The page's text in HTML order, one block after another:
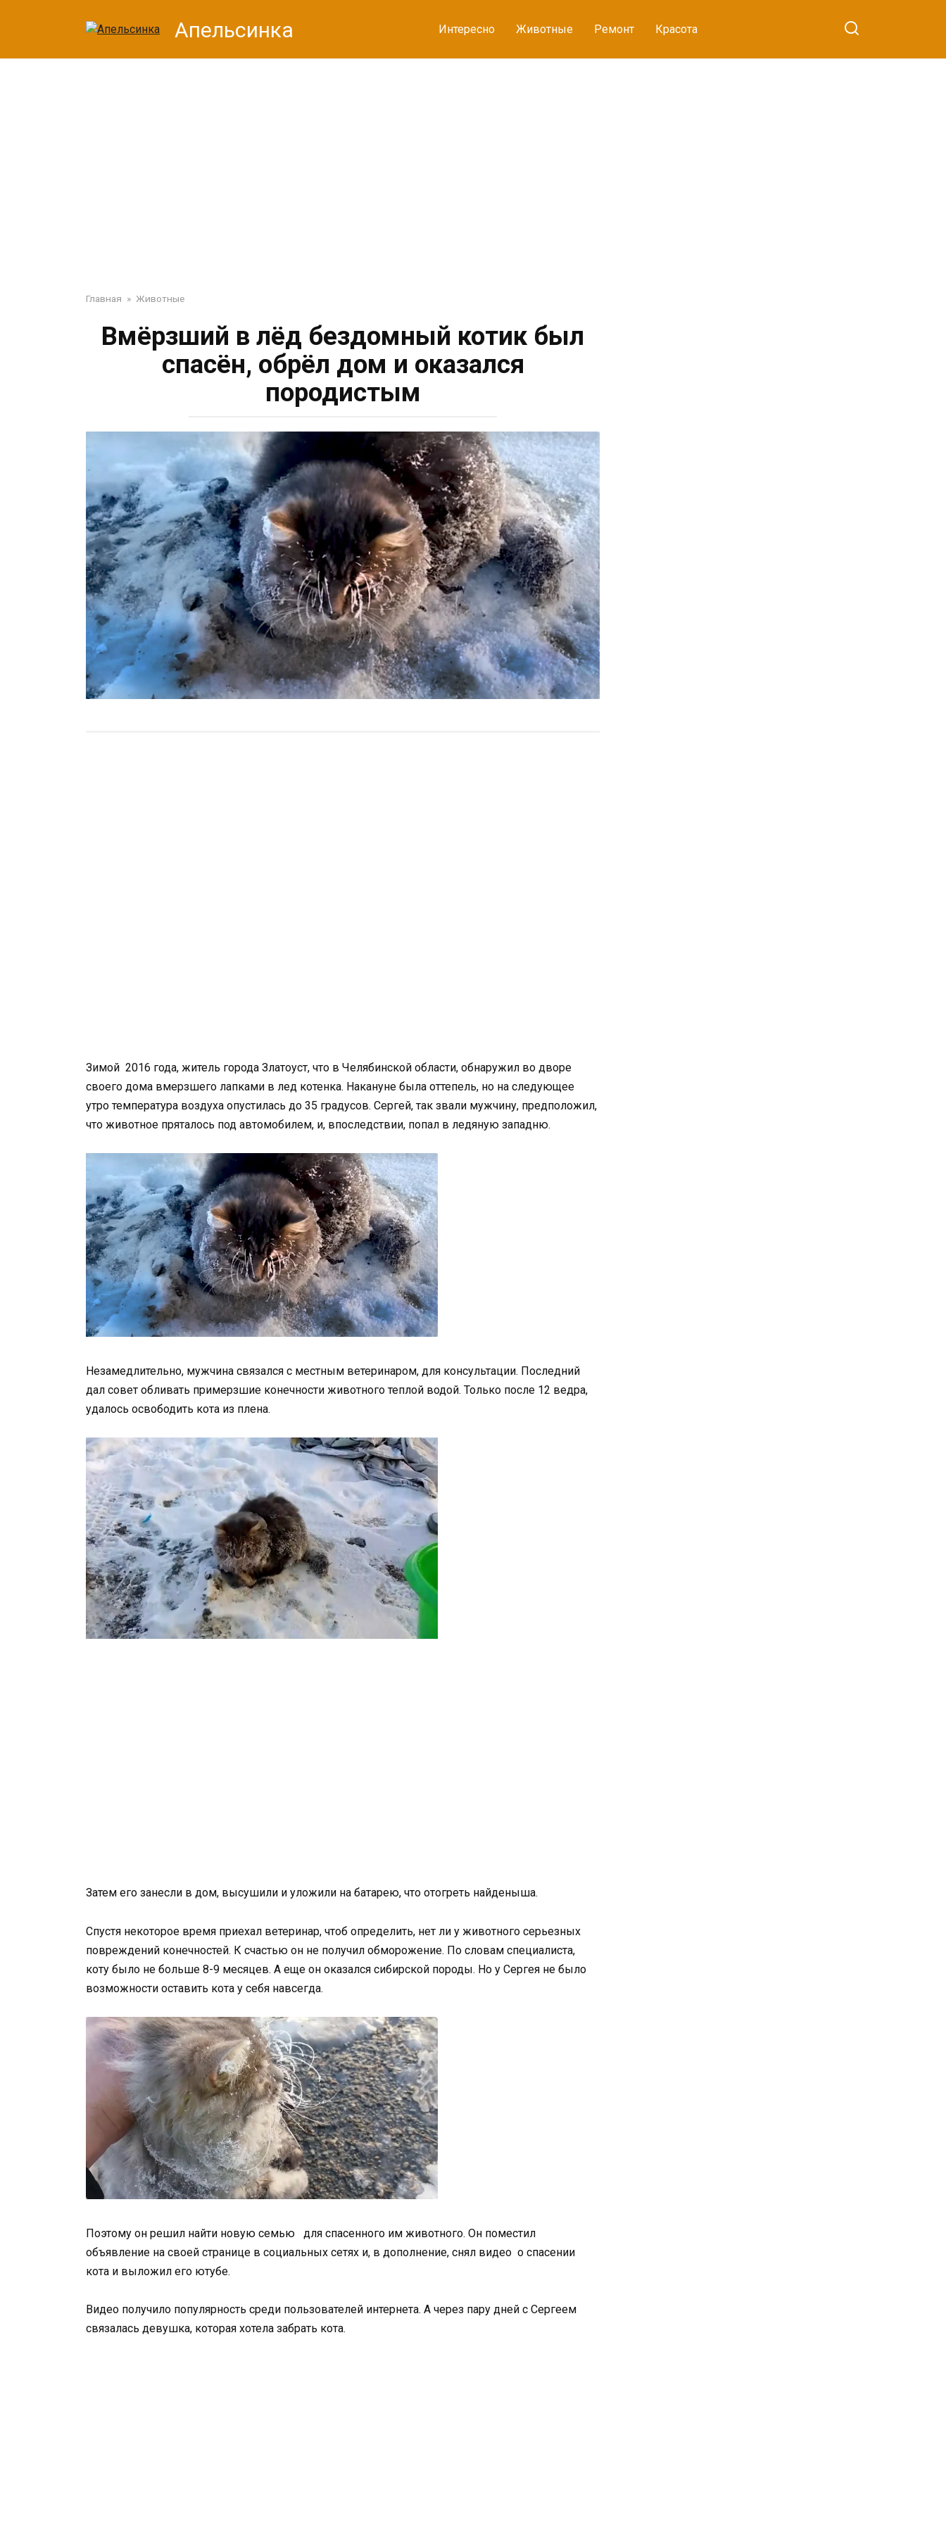
Апельсинка Интересно Животные Ремонт Красота
Главная » Животные
Вмёрзший в лёд бездомный котик был
спасён, обрёл дом и оказался
породистым
Зимой 2016 года, житель города Златоуст, что в Челябинской области, обнаружил во дворе
своего дома вмерзшего лапками в лед котенка. Накануне была оттепель, но на следующее
утро температура воздуха опустилась до 35 градусов. Сергей, так звали мужчину, предположил,
что животное пряталось под автомобилем, и, впоследствии, попал в ледяную западню.
Незамедлительно, мужчина связался с местным ветеринаром, для консультации. Последний
дал совет обливать примерзшие конечности животного теплой водой. Только после 12 ведра,
удалось освободить кота из плена.
Затем его занесли в дом, высушили и уложили на батарею, что отогреть найденыша.
Спустя некоторое время приехал ветеринар, чтоб определить, нет ли у животного серьезных
повреждений конечностей. К счастью он не получил обморожение. По словам специалиста,
коту было не больше 8-9 месяцев. А еще он оказался сибирской породы. Но у Сергея не было
возможности оставить кота у себя навсегда.
Поэтому он решил найти новую семью для спасенного им животного. Он поместил
объявление на своей странице в социальных сетях и, в дополнение, снял видео о спасении
кота и выложил его ютубе.
Видео получило популярность среди пользователей интернета. А через пару дней с Сергеем
связалась девушка, которая хотела забрать кота.